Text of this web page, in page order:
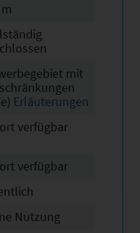
mit
Erläuterungen
verfügbar
verfügbar
Nutzung